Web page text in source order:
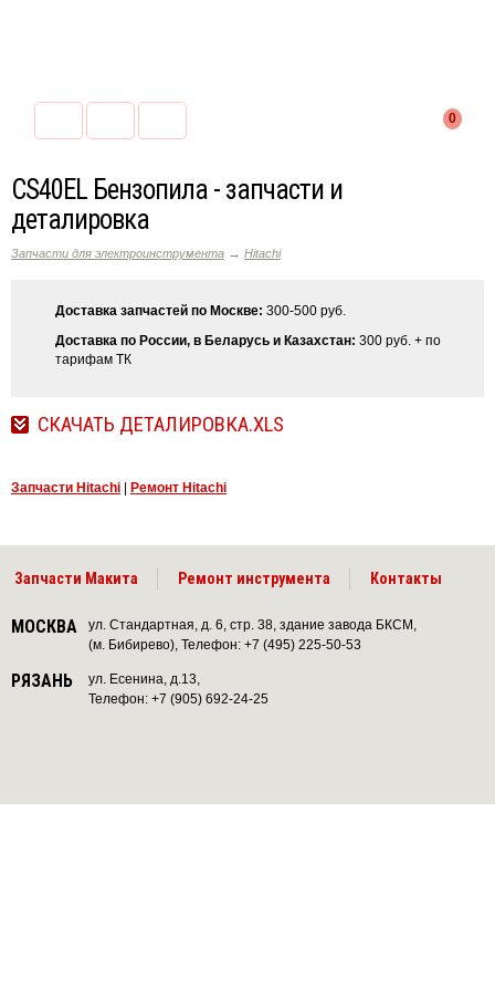
0
CS40EL Бензопила - запчасти и
деталировка
Запчасти для электроинструмента → Hitachi
Доставка запчастей по Москве: 300-500 руб.
Доставка по России, в Беларусь и Казахстан: 300 руб. + по
тарифам ТК
СКАЧАТЬ ДЕТАЛИРОВКА.XLS
Запчасти Hitachi Ремонт Hitachi
Запчасти Макита Ремонт инструмента Контакты
МОСКВА
ул. Стандартная, д. 6, стр. 38, здание завода БКСМ,
(м. Бибирево), Телефон: +7 (495) 225-50-53
РЯЗАНЬ
ул. Есенина, д.13,
Телефон: +7 (905) 692-24-25